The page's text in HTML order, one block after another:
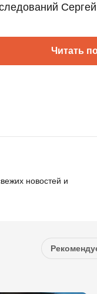
Читать
новостей и